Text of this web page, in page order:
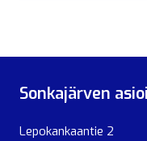
Sonkajärven
Lepokankaantie 2